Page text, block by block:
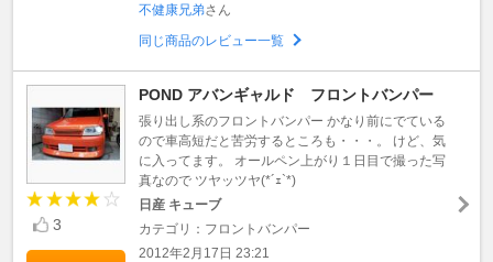
不健康兄弟さん
同じ商品のレビュー一覧
3
POND アバンギャルド フロントバンパー
張り出し系のフロントバンパー かなり前にでている
ので車高短だと苦労するところも・・・。 けど、気
に入ってます。 オールペン上がり１日目で撮った写
真なので ツヤッツヤ(*´ｪ`*)
日産 キューブ
カテゴリ：フロントバンパー
2012年2月17日 23:21